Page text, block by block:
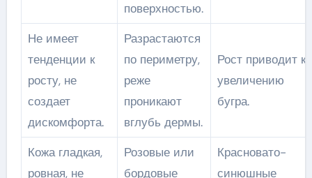
поверхностью.
Не имеет
тенденции к
росту, не
создает
дискомфорта.
Разрастаются
по периметру,
реже
проникают
вглубь дермы.
Рост приводит к
увеличению
бугра.
Кожа гладкая,
ровная, не
Розовые или
бордовые
Красновато-
синюшные